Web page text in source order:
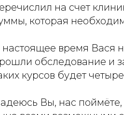
на счет
которая
настоящее время Вася
обследование и
курсов будет
Вы, нас